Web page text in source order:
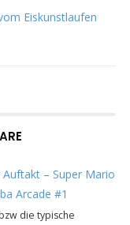
Eiskunstlaufen
– Super Mario
Arcade #1
die typische